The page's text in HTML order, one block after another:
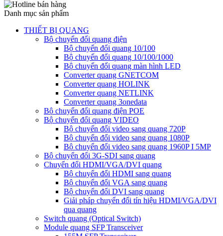
Danh mục sản phẩm
THIẾT BỊ QUANG
Bộ chuyển đổi quang điện
Bộ chuyển đổi quang 10/100
Bộ chuyển đổi quang 10/100/1000
Bộ chuyển đổi quang màn hình LED
Converter quang GNETCOM
Converter quang HOLINK
Converter quang NETLINK
Converter quang 3onedata
Bộ chuyển đổi quang điện POE
Bộ chuyển đổi quang VIDEO
Bộ chuyển đổi video sang quang 720P
Bộ chuyển đổi video sang quang 1080P
Bộ chuyển đổi video sang quang 1960P I 5MP
Bộ chuyển đổi 3G-SDI sang quang
Chuyển đổi HDMI/VGA/DVI quang
Bộ chuyển đổi HDMI sang quang
Bộ chuyển đổi VGA sang quang
Bộ chuyển đổi DVI sang quang
Giải pháp chuyển đổi tín hiệu HDMI/VGA/DVI
qua quang
Switch quang (Optical Switch)
Module quang SFP Transceiver